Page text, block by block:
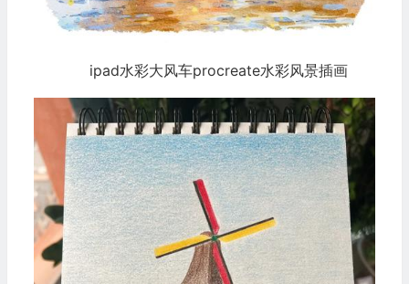
ipad水彩大风车procreate水彩风景插画